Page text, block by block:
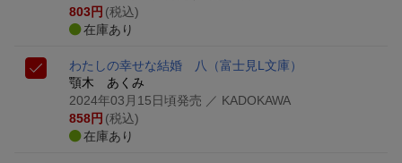
803円 (税込)
在庫あり
わたしの幸せな結婚 八
（富士見L文庫）
顎木 あくみ
2024年03月15日頃発売 ／ KADOKAWA
858円 (税込)
在庫あり